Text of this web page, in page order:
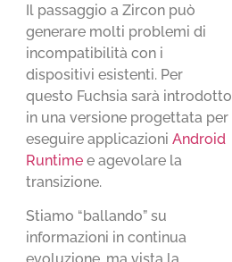
Il passaggio a Zircon può
generare molti problemi di
incompatibilità con i
dispositivi esistenti. Per
questo Fuchsia sarà introdotto
in una versione progettata per
eseguire applicazioniAndroid
Runtime e agevolare la
transizione.
Stiamo “ballando” su
informazioni in continua